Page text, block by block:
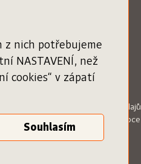
www.cenajirihoortena.cz
www.ceskeknihy.cz
časopis Knižní novinky
Zásady ochrany osobních údajů
Podmínky služby pro knihkupce
Vaše nastavení cookies
z nich potřebujeme
NASTAVENÍ, než
cookies“ v zápatí